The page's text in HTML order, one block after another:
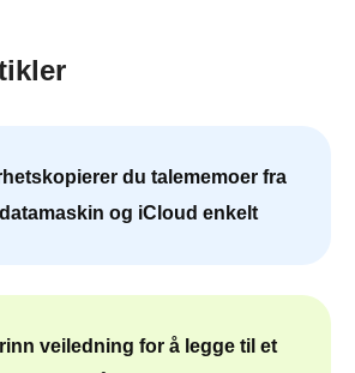
du talememoer fra
og iCloud enkelt
veiledning for å legge til et